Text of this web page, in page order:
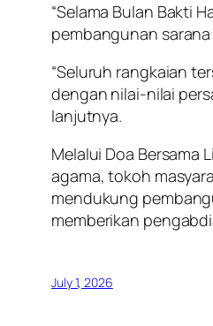
“Selama Bulan Bakti
pembangunan
“Seluruh rangkaian
dengan nilai-nilai
lanjutnya.
Melalui Doa Bersama
agama, tokoh
mendukung
memberikan
July 1, 2026